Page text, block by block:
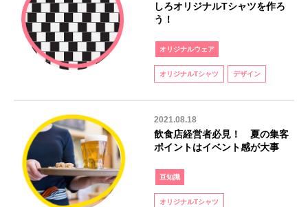
しろオリジナルTシャツを作ろ
う！
オリジナルウェア
オリジナルTシャツ デザイン
2021.08.18
飲食店経営者必見！ 夏の集客
ポイントはイベント感が大事
豆知識
オリジナルTシャツ